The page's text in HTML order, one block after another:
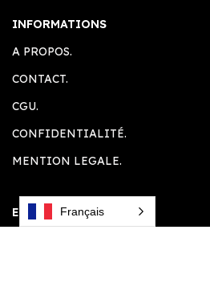
INFORMATIONS
A PROPOS.
CONTACT.
CGU.
CONFIDENTIALITÉ.
MENTION LEGALE.
ESPACE CLIENT
Français